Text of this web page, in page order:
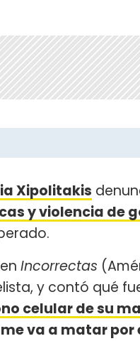
Xipolitakis
y violencia de
Incorrectas
y contó qué
celular de su
va a matar